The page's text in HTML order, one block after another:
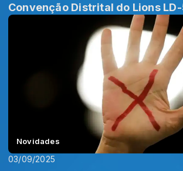
Convenção Distrital do Lions
Novidades
03/09/2025